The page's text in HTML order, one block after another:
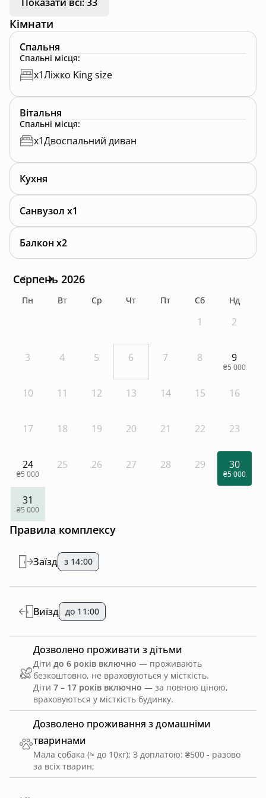
Чан за окрему плату , сезонний басейн.
Кімнати
Спальня
Спальні місця:
x1Ліжко King size
Вітальня
Спальні місця:
x1Двоспальний диван
Кухня
Санвузол x1
Балкон x2
Серпень 2026
Пн Вт Ср Чт Пт Сб Нд
1 2
3 4 5 6 7 8 9
₴5 000
10 11 12 13 14 15 16
17 18 19 20 21 22 23
24
₴5 000
25 26 27 28 29 30
₴5 000
31
₴5 000
Правила комплексу
Дозволено проживання з домашніми
тваринами
Мала собака (≈ до 10кг); З доплатою: ₴500 - разово
за всіх тварин;
Заїзд з 14:00
Виїзд до 11:00
Дозволено проживати з дітьми
Діти до 6 років включно — проживають
безкоштовно, не враховуються у місткість.
Діти 7 – 17 років включно — за повною ціною,
враховуються у місткість будинку.